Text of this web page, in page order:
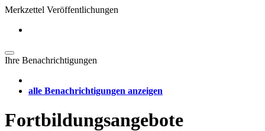
Merkzettel Veröffentlichungen
Ihre Benachrichtigungen
alle Benachrichtigungen anzeigen
Fortbildungsangebote